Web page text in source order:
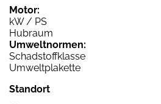
Motor:
kW / PS
Hubraum
Umweltnormen:
Schadstoffklasse
Umweltplakette
Standort